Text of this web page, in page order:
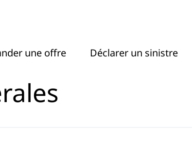
une offre Déclarer un sinistre